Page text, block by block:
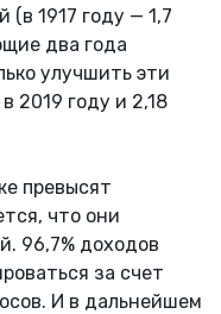
(в 1917 году — 1,7
два года
улучшить эти
2019 году и 2,18
превысят
что они
96,7% доходов
за счет
И в дальнейшем